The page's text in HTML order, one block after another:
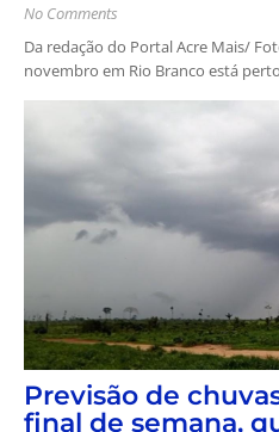
No Comments
Da redação do Portal Acre Mais/
novembro em Rio Branco está
Previsão de
final de semana,